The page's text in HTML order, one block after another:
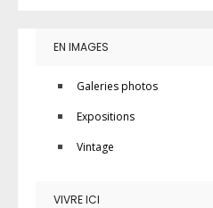
EN IMAGES
Galeries photos
Expositions
Vintage
VIVRE ICI